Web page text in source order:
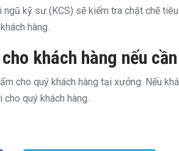
kỹ sư (KCS) sẽ kiểm tra chặt chẽ
hàng.
khách hàng nếu cần
cho quý khách hàng tại xưởng. Nếu
quý khách hàng.